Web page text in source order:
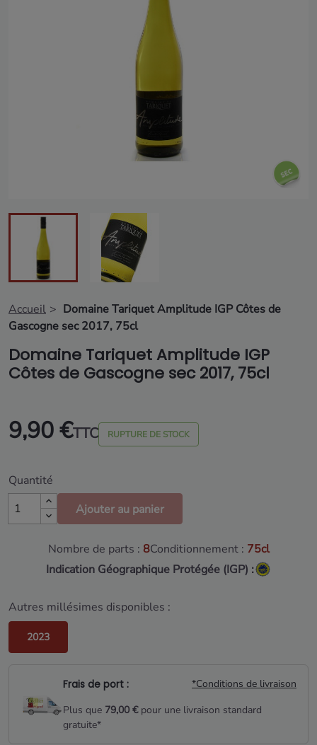
Accueil
Domaine Tariquet Amplitude IGP Côtes de
Gascogne sec 2017, 75cl
Domaine Tariquet Amplitude IGP
Côtes de Gascogne sec 2017, 75cl
9,90 €TTC RUPTURE DE STOCK
Quantité
Ajouter au panier
Nombre de parts : 8Conditionnement : 75cl
Indication Géographique Protégée (IGP) :
Autres millésimes disponibles :
2023
Frais de port :
*Conditions de livraison
Plus que 79,00 €pour une livraison standard
gratuite*